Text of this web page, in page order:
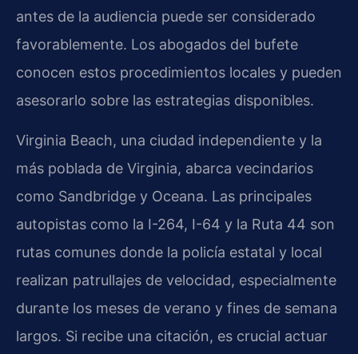
antes de la audiencia puede ser considerado
favorablemente. Los abogados del bufete
conocen estos procedimientos locales y pueden
asesorarlo sobre las estrategias disponibles.
Virginia Beach, una ciudad independiente y la
más poblada de Virginia, abarca vecindarios
como Sandbridge y Oceana. Las principales
autopistas como la I-264, I-64 y la Ruta 44 son
rutas comunes donde la policía estatal y local
realizan patrullajes de velocidad, especialmente
durante los meses de verano y fines de semana
largos. Si recibe una citación, es crucial actuar